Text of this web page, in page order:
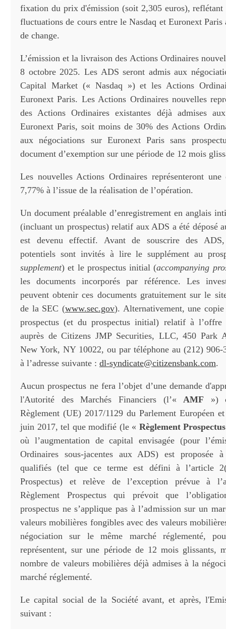
fixation du prix d'émission (soit 2,305 euros), reflétant
fluctuations de cours entre le Nasdaq et Euronext Paris
de change.
L’émission et la livraison des Actions Ordinaires
8 octobre 2025. Les ADS seront admis aux
Capital Market (« Nasdaq ») et les Actions
Euronext Paris. Les Actions Ordinaires nouvelles
des Actions Ordinaires existantes déjà admises
Euronext Paris, soit moins de 30% des Actions
aux négociations sur Euronext Paris sans
document d’exemption sur une période de 12 mois
Les nouvelles Actions Ordinaires représenteront
7,77% à l’issue de la réalisation de l’opération.
Un document préalable d’enregistrement en anglais
(incluant un prospectus) relatif aux ADS a été déposé
est devenu effectif. Avant de souscrire des ADS,
potentiels sont invités à lire le supplément au
supplement) et le prospectus initial (accompanying
les documents incorporés par référence. Les
peuvent obtenir ces documents gratuitement sur le
de la SEC (www.sec.gov). Alternativement, une
prospectus (et du prospectus initial) relatif à l’offre
auprès de Citizens JMP Securities, LLC, 450 Park
New York, NY 10022, ou par téléphone au (212)
à l’adresse suivante : dl-syndicate@citizensbank.com.
Aucun prospectus ne fera l’objet d’une demande
l'Autorité des Marchés Financiers (l’«AMF »)
Règlement (UE) 2017/1129 du Parlement Européen
juin 2017, tel que modifié (le « Règlement Prospectus
où l’augmentation de capital envisagée (pour
Ordinaires sous-jacentes aux ADS) est proposée à
qualifiés (tel que ce terme est défini à l’article
Prospectus) et relève de l’exception prévue à
Règlement Prospectus qui prévoit que
prospectus ne s’applique pas à l’admission sur un
valeurs mobilières fongibles avec des valeurs
négociation sur le même marché réglementé,
représentent, sur une période de 12 mois glissants,
nombre de valeurs mobilières déjà admises à la
marché réglementé.
Le capital social de la Société avant, et après,
suivant :